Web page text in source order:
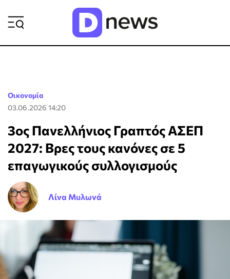
Οικονομία
03.06.2026 14:20
3ος Πανελλήνιος Γραπτός ΑΣΕΠ
2027: Βρες τους κανόνες σε 5
επαγωγικούς συλλογισμούς
Λίνα Μυλωνά